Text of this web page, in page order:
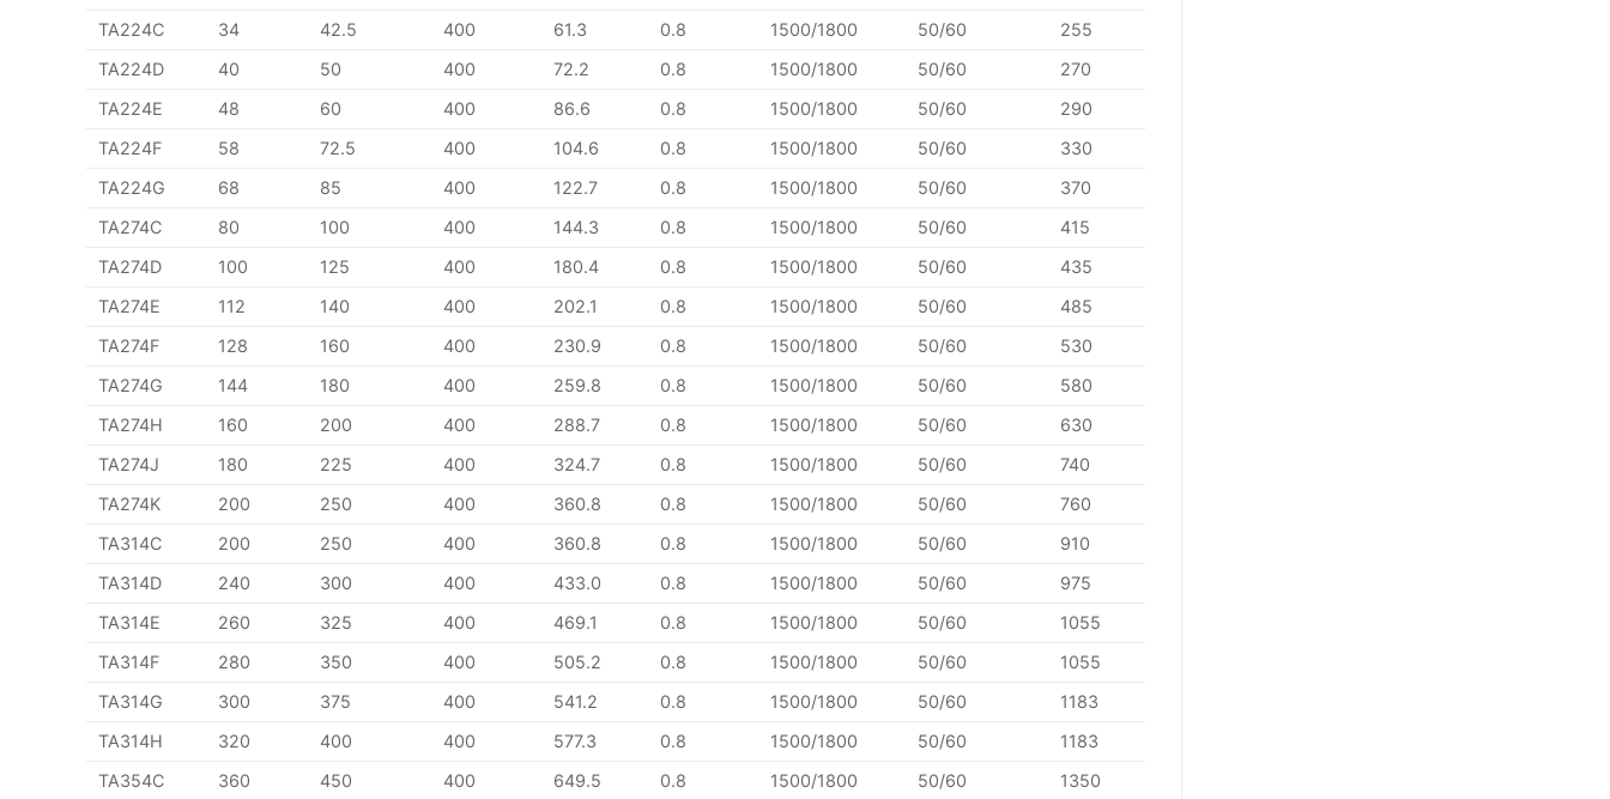
TA224C
34 42.5 400 61.3 0.8 1500/1800 50/60
255
TA224D
40 50 400 72.2 0.8 1500/1800 50/60
270
TA224E
48 60 400 86.6 0.8 1500/1800 50/60
290
TA224F
58 72.5 400 104.6 0.8 1500/1800 50/60
330
TA224G
68 85 400 122.7 0.8 1500/1800 50/60
370
TA274C
80 100 400 144.3 0.8 1500/1800 50/60
415
TA274D
100 125 400 180.4 0.8 1500/1800 50/60
435
TA274E
112 140 400 202.1 0.8 1500/1800 50/60
485
TA274F
128 160 400 230.9 0.8 1500/1800 50/60
530
TA274G
144 180 400 259.8 0.8 1500/1800 50/60
580
TA274H
160 200 400 288.7 0.8 1500/1800 50/60
630
TA274J
180 225 400 324.7 0.8 1500/1800 50/60
740
TA274K
200 250 400 360.8 0.8 1500/1800 50/60
760
TA314C
200 250 400 360.8 0.8 1500/1800 50/60
910
TA314D
240 300 400 433.0 0.8 1500/1800 50/60
975
TA314E
260 325 400 469.1 0.8 1500/1800 50/60
1055
TA314F
280 350 400 505.2 0.8 1500/1800 50/60
1055
TA314G
300 375 400 541.2 0.8 1500/1800 50/60
1183
TA314H
320 400 400 577.3 0.8 1500/1800 50/60
1183
TA354C
360 450 400 649.5 0.8 1500/1800 50/60
1350